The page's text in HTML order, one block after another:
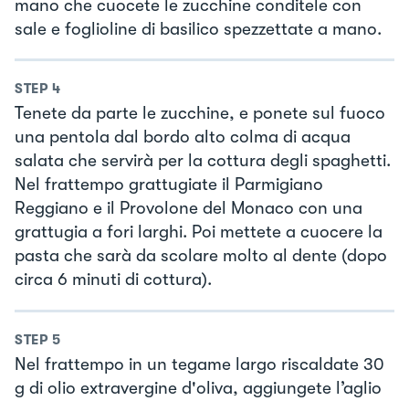
mano che cuocete le zucchine conditele con
sale e foglioline di basilico spezzettate a mano.
STEP 4
Tenete da parte le zucchine, e ponete sul fuoco
una pentola dal bordo alto colma di acqua
salata che servirà per la cottura degli spaghetti.
Nel frattempo grattugiate il Parmigiano
Reggiano e il Provolone del Monaco con una
grattugia a fori larghi. Poi mettete a cuocere la
pasta che sarà da scolare molto al dente (dopo
circa 6 minuti di cottura).
STEP 5
Nel frattempo in un tegame largo riscaldate 30
g di olio extravergine d'oliva, aggiungete l’aglio